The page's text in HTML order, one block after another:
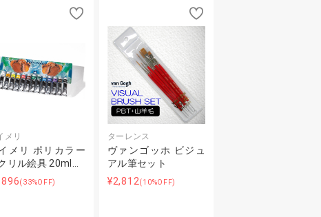
メリ
メリ ポリカラー
リル絵具 20ml…
(33%OFF)
ターレンス
ヴァンゴッホ ビジュ
アル筆セット
¥2,812(10%OFF)